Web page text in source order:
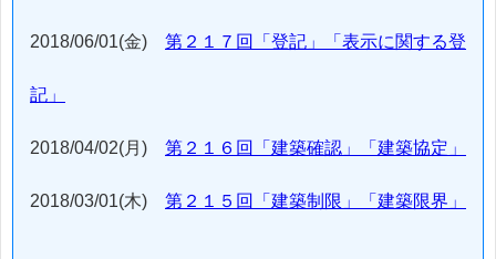
2018/06/01(金) 第２１７回「登記」「表示に関する登
記」
2018/04/02(月) 第２１６回「建築確認」「建築協定」
2018/03/01(木) 第２１５回「建築制限」「建築限界」